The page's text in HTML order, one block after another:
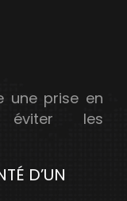
une prise en
éviter les
D’UN